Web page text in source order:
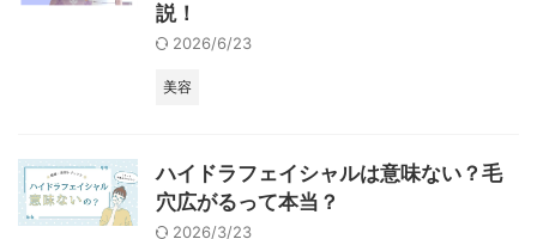
説！
2026/6/23
美容
ハイドラフェイシャルは意味ない？毛
穴広がるって本当？
2026/3/23